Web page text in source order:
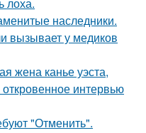
лоха.
наследники.
вызывает у медиков
жена канье уэста,
интервью
"Отменить".